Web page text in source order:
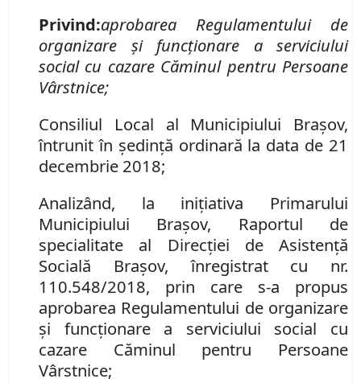
Privind:aprobarea Regulamentului de
organizare şi funcţionare a serviciului
social cu cazare Căminul pentru Persoane
Vârstnice;
Consiliul Local al Municipiului Braşov,
întrunit în şedinţă ordinară la data de 21
decembrie 2018;
Analizând, la iniţiativa Primarului
Municipiului Braşov, Raportul de
specialitate al Direcţiei de Asistenţă
Socială Braşov, înregistrat cu nr.
110.548/2018, prin care s-a propus
aprobarea Regulamentului de organizare
şi funcţionare a serviciului social cu
cazare Căminul pentru Persoane
Vârstnice;